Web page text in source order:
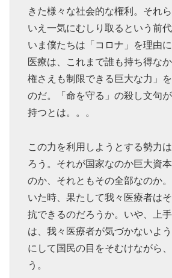
きた様々な社会的な権利。それ
いえ一気にむしり取るという前代
いま僕たちは「コロナ」を理由に
医療は、これまで誰も持ち得な
権さえも制限できる巨大な力」
のだ。「命を守る」の殺し文句
持つとは。。。
この力を利用しようとする勢力
ろう。それが国家なのか巨大資
のか、それともその全部なのか
いた時、果たして我々医療者は
抗できるのだろうか。いや、上
は、我々医療者が気づかないよ
にして国民の目をそむけながら
う。